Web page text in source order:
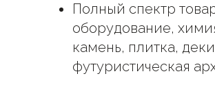
Полный спектр
оборудование,
камень, плитка,
футуристическая